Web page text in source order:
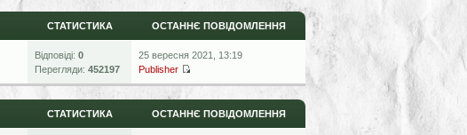
СТАТИСТИКА ОСТАННЄ ПОВІДОМЛЕННЯ
Відповіді: 0
Перегляди: 452197
25 вересня 2021, 13:19
Publisher
СТАТИСТИКА ОСТАННЄ ПОВІДОМЛЕННЯ